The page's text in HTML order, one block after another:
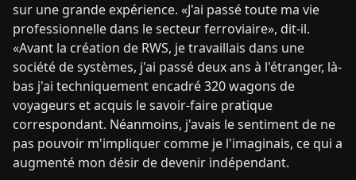
sur une grande expérience. «J'ai passé toute ma vie
professionnelle dans le secteur ferroviaire», dit-il.
«Avant la création de RWS, je travaillais dans une
société de systèmes, j'ai passé deux ans à l'étranger, là-
bas j'ai techniquement encadré 320 wagons de
voyageurs et acquis le savoir-faire pratique
correspondant. Néanmoins, j'avais le sentiment de ne
pas pouvoir m'impliquer comme je l'imaginais, ce qui a
augmenté mon désir de devenir indépendant.